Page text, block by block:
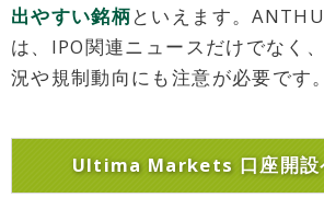
出やすい銘柄といえます。
は、IPO関連ニュースだけでなく
況や規制動向にも注意が必要です。
Ultima Markets 口座開設